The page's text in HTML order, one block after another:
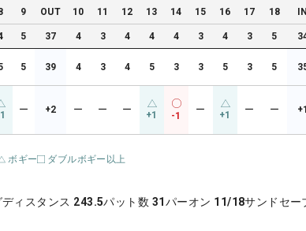
9 OUT 10 11 12 13 14 15 16 17 18
5 37 4 3 4 4 4 3 4 3 5
5 39 4 3 4 5 3 3 5 3 5
ー +2 ー ー ー +1 -1
ー +1 ー ー
ボギー ダブルボギー以上
ディスタンス 243.5パット数 31パーオン 11/18サンドセー